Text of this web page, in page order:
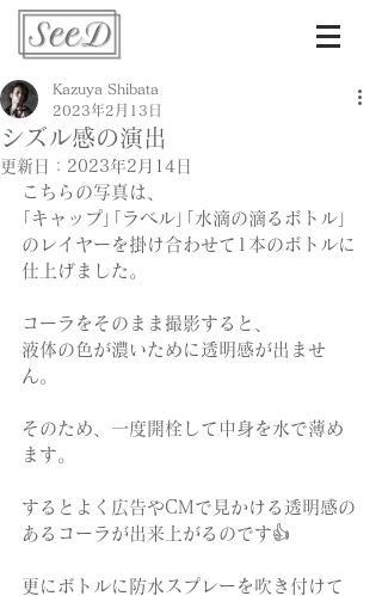
シズル感の演出
Kazuya Shibata
2023年2月13日
更新日： 2023年2月14日
こちらの写真は、
｢キャップ｣｢ラベル｣｢水滴の滴るボトル｣
のレイヤーを掛け合わせて1本のボトルに
仕上げました。
コーラをそのまま撮影すると、
液体の色が濃いために透明感が出ませ
ん。
そのため、一度開栓して中身を水で薄め
ます。
するとよく広告やCMで見かける透明感の
あるコーラが出来上がるのです👍
更にボトルに防水スプレーを吹き付けて